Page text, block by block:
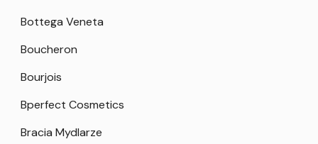
Bottega Veneta
Boucheron
Bourjois
Bperfect Cosmetics
Bracia Mydlarze